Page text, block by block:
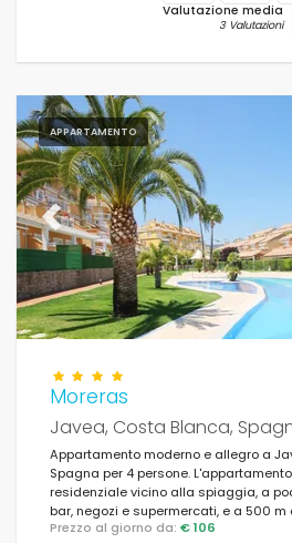
Valutazione media
3 Valutazioni
APPARTAMENTO
Previous
Moreras
Javea, Costa Blanca,
Appartamento moderno e allegro a
Spagna per 4 persone.
residenziale vicino alla spiaggia, a
bar, negozi e supermercati, e a 500
Arenal.
Prezzo al giorno da: € 106